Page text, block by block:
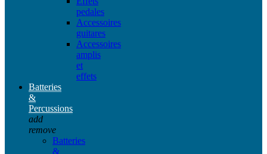
pedales
Accessoires
guitares
Accessoires
amplis
et
effets
Batteries
&
Percussions
add
remove
Batteries
&